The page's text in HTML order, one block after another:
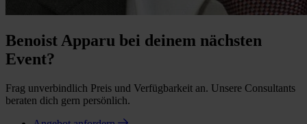
Benoist Apparu bei deinem nächsten
Event?
Frag unverbindlich Preis und Verfügbarkeit an. Unsere Consultants
beraten dich gern persönlich.